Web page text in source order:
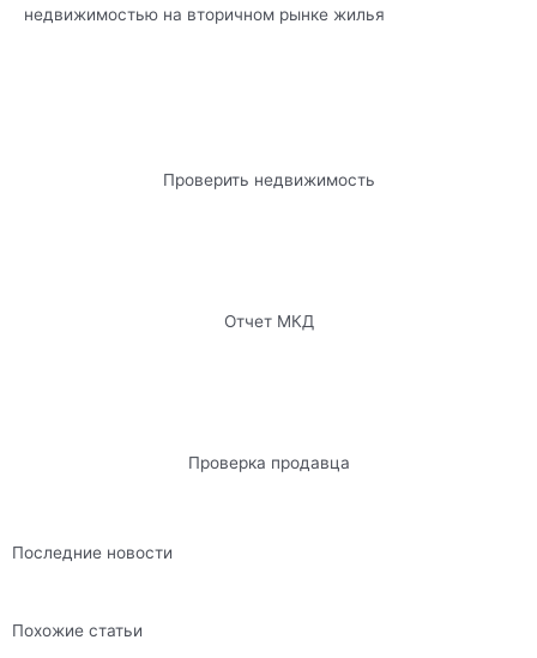
недвижимостью на вторичном рынке жилья
Проверить недвижимость
Отчет МКД
Проверка продавца
Последние новости
Похожие статьи